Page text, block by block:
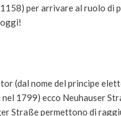
per arrivare al ruolo di
(dal nome del principe
1799) ecco Neuhauser
Straße permettono di